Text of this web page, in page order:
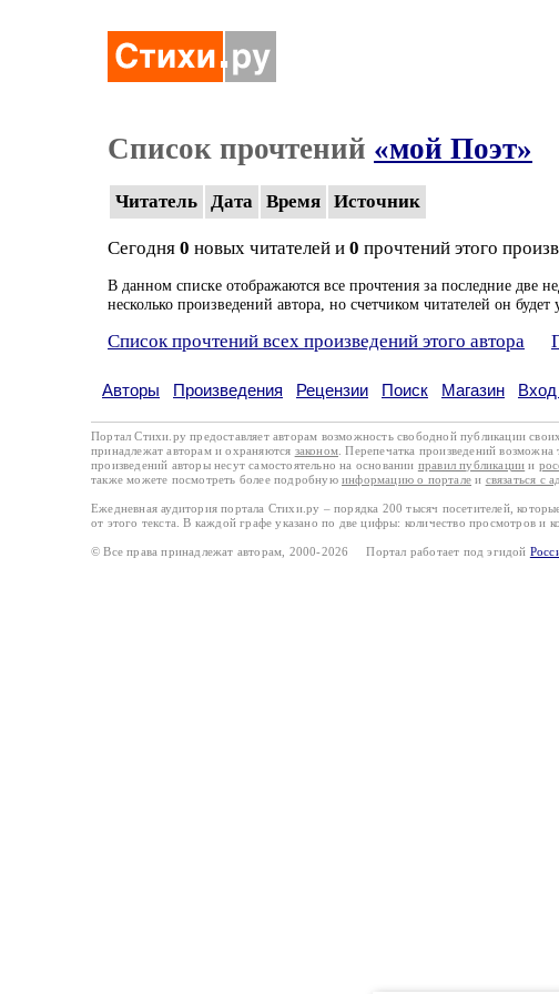
Список прочтений «мой Поэт»
Читатель Дата Время Источник
Сегодня 0 новых читателей и 0 прочтений этого
В данном списке отображаются все прочтения за последние две
несколько произведений автора, но счетчиком читателей он
Список прочтений всех произведений этого автора
Авторы Произведения Рецензии Поиск Магазин
Портал Стихи.ру предоставляет авторам возможность свободной публикации
принадлежат авторам и охраняются законом . Перепечатка произведений
произведений авторы несут самостоятельно на основании правил публикации и
также можете посмотреть более подробную информацию о портале и связаться с
Ежедневная аудитория портала Стихи.ру – порядка 200 тысяч посетителей,
от этого текста. В каждой графе указано по две цифры: количество просмотров и
© Все права принадлежат авторам, 2000-2026 Портал работает под эгидой